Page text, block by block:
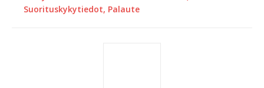
Suorituskykytiedot, Palaute